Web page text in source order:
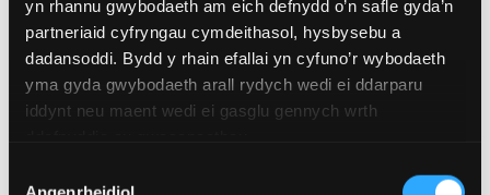
yn rhannu gwybodaeth am eich defnydd o’n safle gyda’n
partneriaid cyfryngau cymdeithasol, hysbysebu a
dadansoddi. Bydd y rhain efallai yn cyfuno’r wybodaeth
yma gyda gwybodaeth arall rydych wedi ei ddarparu
iddynt neu maent wedi ei gasglu gennych wrth